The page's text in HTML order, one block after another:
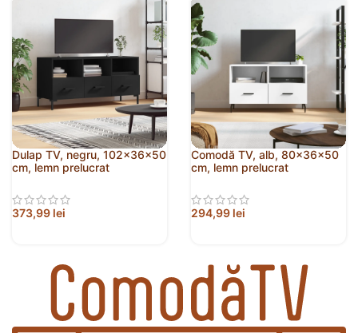
Dulap TV, negru, 102x36x50
cm, lemn prelucrat
373,99 lei
Comodă TV, alb, 80x36x50
cm, lemn prelucrat
294,99 lei